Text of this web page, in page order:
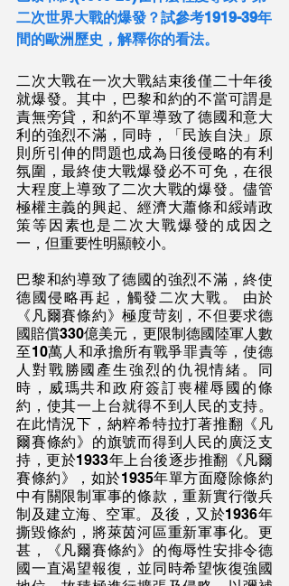
二次世界大戰的爆發？試參考1919-39年
間的歐洲歷史，解釋你的看法。
二次大戰在一次大戰結束後僅二十年後
就爆發。其中，巴黎和約的不當可謂是
責無旁貸，和約不單導致了德國和意大
利的強烈不滿，同時，「民族自決」原
則所引伸的問題也成為日後侵略的有利
氛圍，最終使大戰爆發必不可免，在很
大程度上導致了二次大戰的爆發。儘管
極權主義的興起、經濟大蕭條和綏靖政
策等因素也是二次大戰爆發的成因之
一，但重要性明顯較小。
巴黎和約導致了德國的強烈不滿，終使
德國侵略再起，觸發二次大戰。 由於
《凡爾賽條約》極度苛刻，不但要求德
國賠償330億美元，更限制德國陸軍人數
至10萬人和承擔所有戰爭罪責等，使德
人對戰勝國產生強烈的仇視情緒。同
時，威瑪共和政府簽訂喪權辱國的條
約，使其一上台就得不到人民的支持。
在此情況下，納粹希特拉打著推翻《凡
爾賽條約》的旗號而得到人民的廣泛支
持，更於1933年上台後逐步推翻《凡爾
賽條約》，如於1935年單方面廢除條約
中有關限制軍事的條款，重新實行徵兵
制及建立海、空軍。及後，又於1936年
撕毀條約，將萊茵河區重新軍事化。更
甚，《凡爾賽條約》的侮辱性安排令德
國一直渴望報復，並同時希望恢復強國